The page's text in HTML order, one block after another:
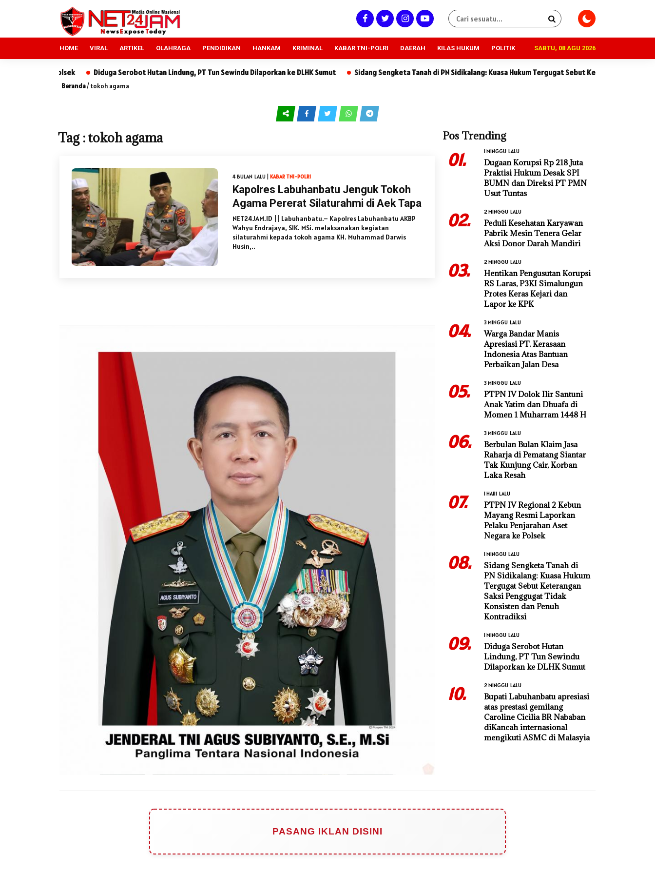
HOME VIRAL ARTIKEL OLAHRAGA PENDIDIKAN HANKAM KRIMINAL KABAR TNI-POLRI DAERAH KILAS HUKUM POLITIK SABTU, 08 AGU 2026
Diduga Serobot Hutan Lindung, PT Tun Sewindu Dilaporkan ke DLHK Sumut Sidang Sengketa Tanah di PN Sidikalang: Kuasa Hukum Tergugat Sebut Keterangan Saksi Penggugat
Beranda/tokoh agama
Tag : tokoh agama
4 BULAN LALU | KABAR TNI-POLRI
Kapolres Labuhanbatu Jenguk Tokoh
Agama Pererat Silaturahmi di Aek Tapa
NET24JAM.ID || Labuhanbatu.– Kapolres Labuhanbatu AKBP
Wahyu Endrajaya, SIK. MSi. melaksanakan kegiatan
silaturahmi kepada tokoh agama KH. Muhammad Darwis
Husin,..
Pos Trending
01. 1 MINGGU LALU
Dugaan Korupsi Rp 218 Juta
Praktisi Hukum Desak SPI
BUMN dan Direksi PT PMN
Usut Tuntas
02. 2 MINGGU LALU
Peduli Kesehatan Karyawan
Pabrik Mesin Tenera Gelar
Aksi Donor Darah Mandiri
03. 2 MINGGU LALU
Hentikan Pengusutan Korupsi
RS Laras, P3KI Simalungun
Protes Keras Kejari dan
Lapor ke KPK
04. 3 MINGGU LALU
Warga Bandar Manis
Apresiasi PT. Kerasaan
Indonesia Atas Bantuan
Perbaikan Jalan Desa
05. 3 MINGGU LALU
PTPN IV Dolok Ilir Santuni
Anak Yatim dan Dhuafa di
Momen 1 Muharram 1448 H
06. 3 MINGGU LALU
Berbulan Bulan Klaim Jasa
Raharja di Pematang Siantar
Tak Kunjung Cair, Korban
Laka Resah
07. 1 HARI LALU
PTPN IV Regional 2 Kebun
Mayang Resmi Laporkan
Pelaku Penjarahan Aset
Negara ke Polsek
08. 1 MINGGU LALU
Sidang Sengketa Tanah di
PN Sidikalang: Kuasa Hukum
Tergugat Sebut Keterangan
Saksi Penggugat Tidak
Konsisten dan Penuh
Kontradiksi
09. 1 MINGGU LALU
Diduga Serobot Hutan
Lindung, PT Tun Sewindu
Dilaporkan ke DLHK Sumut
10. 2 MINGGU LALU
Bupati Labuhanbatu apresiasi
atas prestasi gemilang
Caroline Cicilia BR Nababan
diKancah internasional
mengikuti ASMC di Malasyia
PASANG IKLAN DISINI